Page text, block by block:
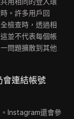
。許多用戶回
檢查時，透過相
並不代表每個帳
問題擴散到其他
連結帳號
Instagram還會參